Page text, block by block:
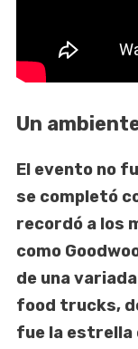
Un
El evento no
se completó
recordó a los
como
de una
food trucks,
fue la estrella